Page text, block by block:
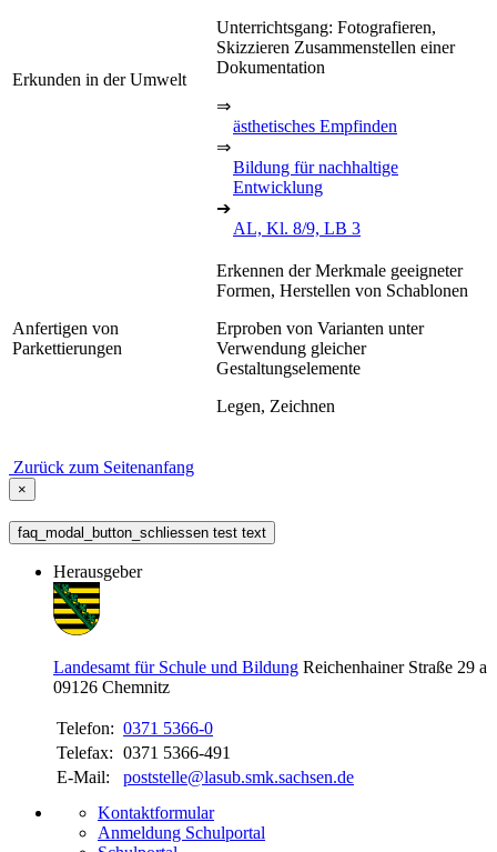
Erkunden in der Umwelt
Unterrichtsgang: Fotografieren,
Skizzieren Zusammenstellen einer
Dokumentation
⇒
ästhetisches Empfinden
⇒
Bildung für nachhaltige
Entwicklung
➔
AL, Kl. 8/9, LB 3
Anfertigen von
Parkettierungen
Erkennen der Merkmale geeigneter
Formen, Herstellen von Schablonen
Erproben von Varianten unter
Verwendung gleicher
Gestaltungselemente
Legen, Zeichnen
Zurück zum Seitenanfang
×
faq_modal_button_schliessen test text
Herausgeber
Landesamt für Schule und Bildung Reichenhainer Straße 29 a
09126 Chemnitz
Telefon: 0371 5366-0
Telefax: 0371 5366-491
E-Mail:
poststelle@lasub.smk.sachsen.de
Kontaktformular
Anmeldung Schulportal